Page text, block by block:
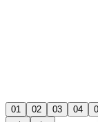
01 02 03 04